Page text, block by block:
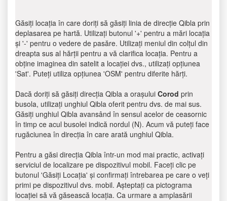
Găsiți locația în care doriți să găsiți linia de direcție Qibla prin
deplasarea pe hartă. Utilizați butonul '+' pentru a mări locația
și '-' pentru o vedere de pasăre. Utilizați meniul din colțul din
dreapta sus al hărții pentru a vă clarifica locația. Pentru a
obține imaginea din satelit a locației dvs., utilizați opțiunea
'Sat'. Puteți utiliza opțiunea 'OSM' pentru diferite hărți.
Dacă doriți să găsiți direcția Qibla a orașului Corod prin
busola, utilizați unghiul Qibla oferit pentru dvs. de mai sus.
Găsiți unghiul Qibla avansând în sensul acelor de ceasornic
în timp ce acul busolei indică nordul (N). Acum vă puteți face
rugăciunea în direcția în care arată unghiul Qibla.
Pentru a găsi direcția Qibla într-un mod mai practic, activați
serviciul de localizare pe dispozitivul mobil. Faceți clic pe
butonul 'Găsiți Locația' și confirmați întrebarea pe care o veți
primi pe dispozitivul dvs. mobil. Așteptați ca pictograma
locației să vă găsească locația. Ca urmare a amplasării